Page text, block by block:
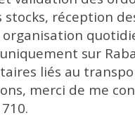
stocks, réception
sur
liés au
merci de me